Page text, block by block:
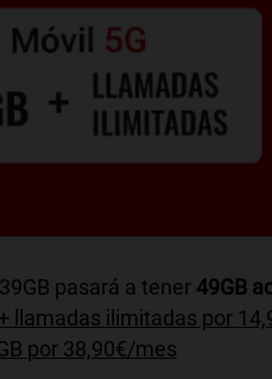
pasará a tener 49GB
llamadas ilimitadas por
por 38,90€/mes